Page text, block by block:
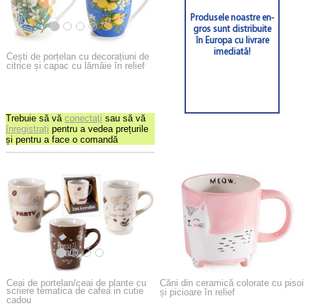
Cești de porțelan cu decorațiuni de
citrice și capac cu lămâie în relief
Trebuie să vă conectați sau să vă
înregistrați pentru a vedea prețurile
și pentru a face o comandă
Produsele noastre en-
gros sunt distribuite
în Europa cu livrare
imediată!
Ceai de portelan/ceai de plante cu
scriere tematica de cafea in cutie
cadou
Căni din ceramică colorate cu pisoi
și picioare în relief